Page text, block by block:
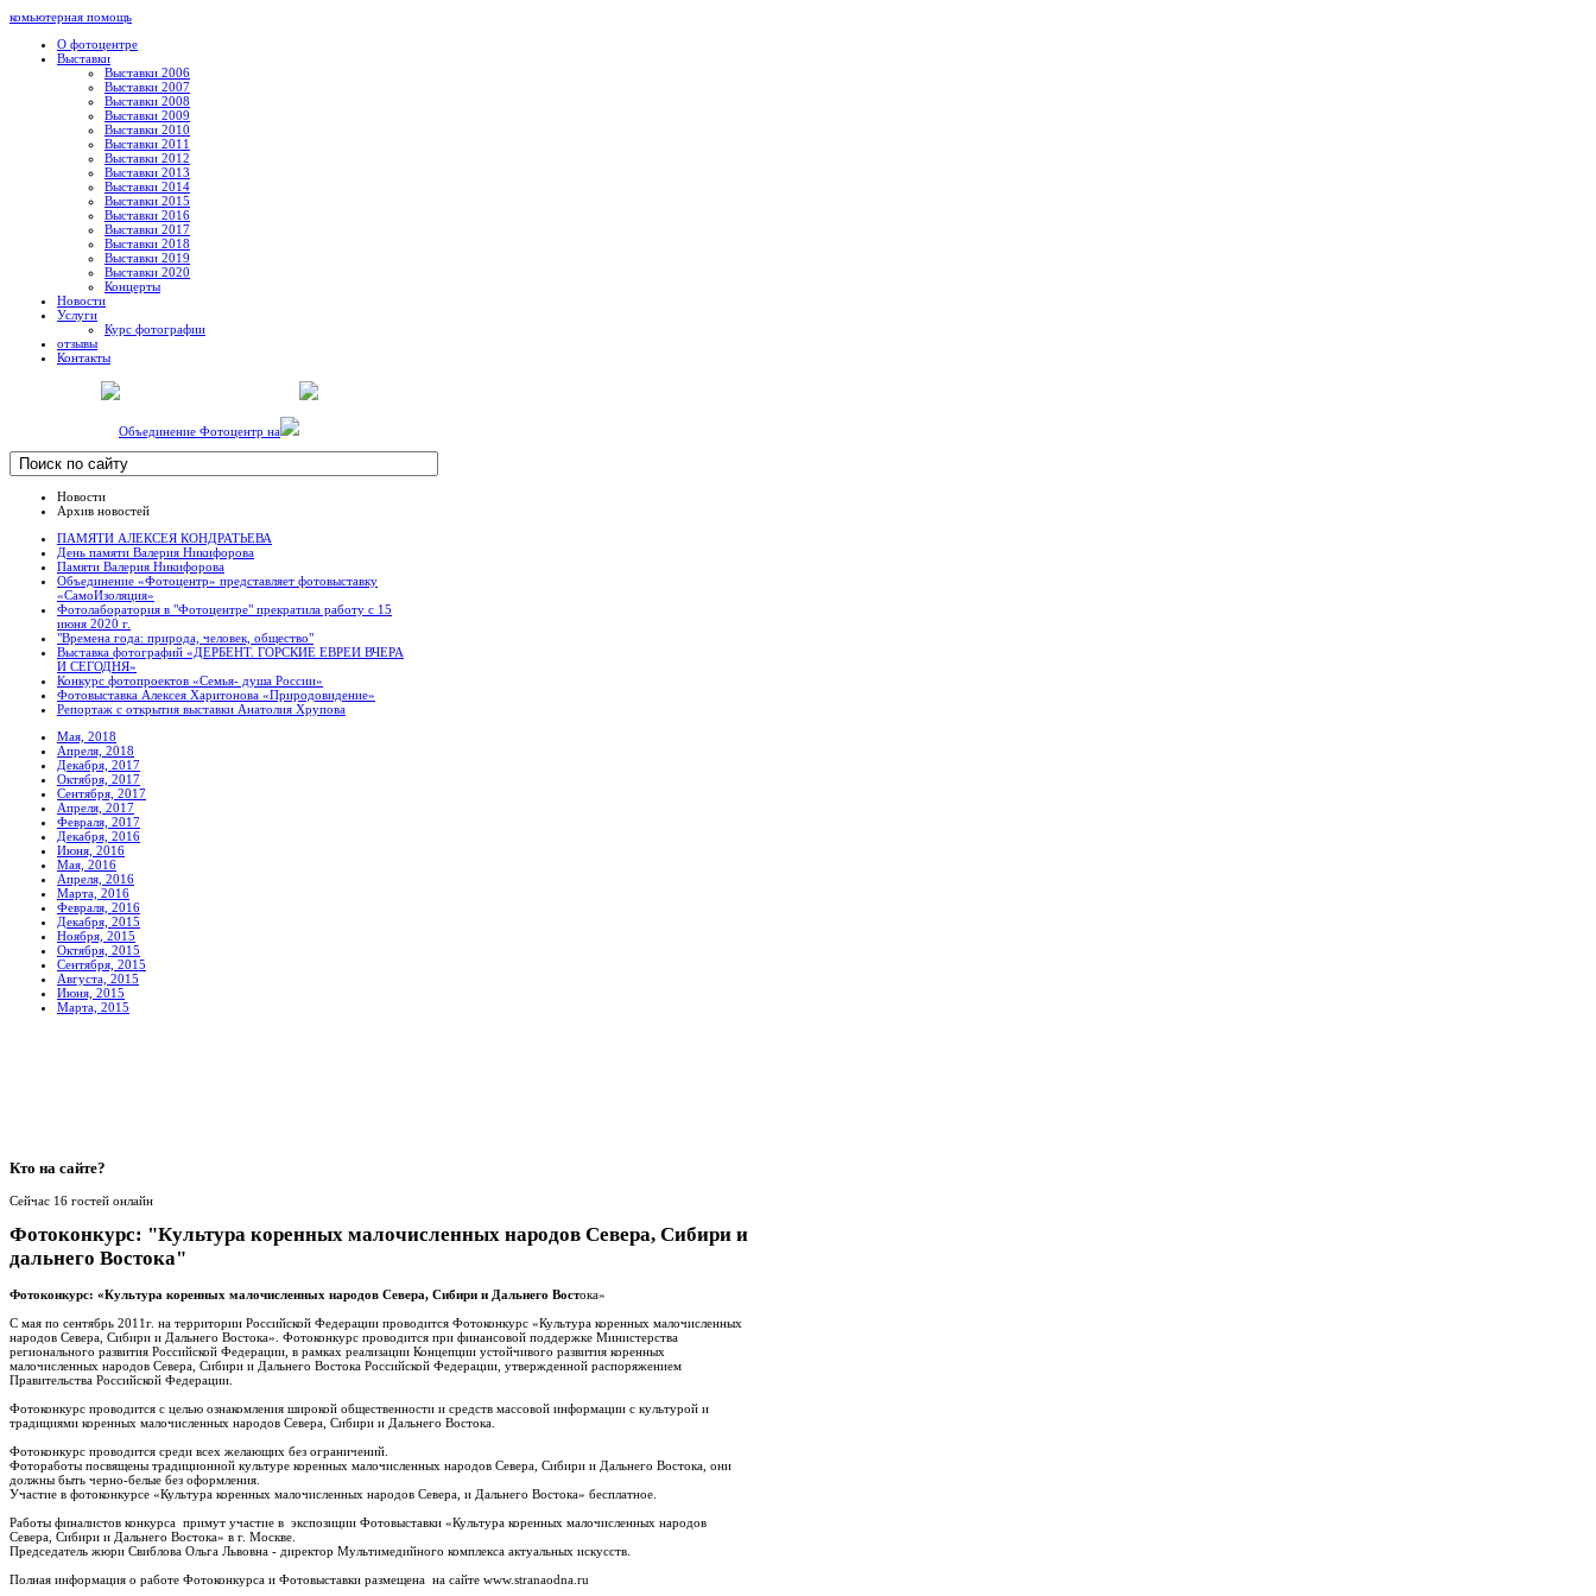
комьютерная помощь
О фотоцентре
Выставки
Выставки 2006
Выставки 2007
Выставки 2008
Выставки 2009
Выставки 2010
Выставки 2011
Выставки 2012
Выставки 2013
Выставки 2014
Выставки 2015
Выставки 2016
Выставки 2017
Выставки 2018
Выставки 2019
Выставки 2020
Концерты
Новости
Услуги
Курс фотографии
отзывы
Контакты
Объединение Фотоцентр на
Новости
Архив новостей
ПАМЯТИ АЛЕКСЕЯ КОНДРАТЬЕВА
День памяти Валерия Никифорова
Памяти Валерия Никифорова
Объединение «Фотоцентр» представляет фотовыставку
«СамоИзоляция»
Фотолаборатория в "Фотоцентре" прекратила работу с 15
июня 2020 г.
"Времена года: природа, человек, общество"
Выставка фотографий «ДЕРБЕНТ. ГОРСКИЕ ЕВРЕИ ВЧЕРА
И СЕГОДНЯ»
Конкурс фотопроектов «Семья- душа России»
Фотовыставка Алексея Харитонова «Природовидение»
Репортаж с открытия выставки Анатолия Хрупова
Мая, 2018
Апреля, 2018
Декабря, 2017
Октября, 2017
Сентября, 2017
Апреля, 2017
Февраля, 2017
Декабря, 2016
Июня, 2016
Мая, 2016
Апреля, 2016
Марта, 2016
Февраля, 2016
Декабря, 2015
Ноября, 2015
Октября, 2015
Сентября, 2015
Августа, 2015
Июня, 2015
Марта, 2015
Кто на сайте?
Сейчас 16 гостей онлайн
Фотоконкурс: "Культура коренных малочисленных народов Севера, Сибири и
дальнего Востока"
Фотоконкурс: «Культура коренных малочисленных народов Севера, Сибири и Дальнего Востока»
С мая по сентябрь 2011г. на территории Российской Федерации проводится Фотоконкурс «Культура коренных малочисленных
народов Севера, Сибири и Дальнего Востока». Фотоконкурс проводится при финансовой поддержке Министерства
регионального развития Российской Федерации, в рамках реализации Концепции устойчивого развития коренных
малочисленных народов Севера, Сибири и Дальнего Востока Российской Федерации, утвержденной распоряжением
Правительства Российской Федерации.
Фотоконкурс проводится с целью ознакомления широкой общественности и средств массовой информации с культурой и
традициями коренных малочисленных народов Севера, Сибири и Дальнего Востока.
Фотоконкурс проводится среди всех желающих без ограничений.
Фотоработы посвящены традиционной культуре коренных малочисленных народов Севера, Сибири и Дальнего Востока, они
должны быть черно-белые без оформления.
Участие в фотоконкурсе «Культура коренных малочисленных народов Севера, и Дальнего Востока» бесплатное.
Работы финалистов конкурса примут участие в экспозиции Фотовыставки «Культура коренных малочисленных народов
Севера, Сибири и Дальнего Востока» в г. Москве.
Председатель жюри Свиблова Ольга Львовна - директор Мультимедийного комплекса актуальных искусств.
Полная информация о работе Фотоконкурса и Фотовыставки размещена на сайте www.stranaodna.ru